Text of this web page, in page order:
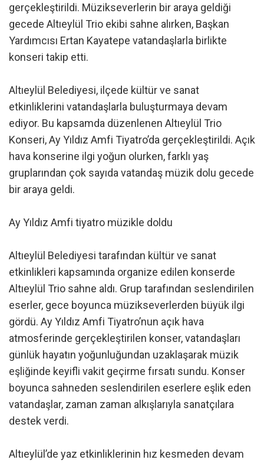
gerçekleştirildi. Müzikseverlerin bir araya geldiği
gecede Altıeylül Trio ekibi sahne alırken, Başkan
Yardımcısı Ertan Kayatepe vatandaşlarla birlikte
konseri takip etti.
Altıeylül Belediyesi, ilçede kültür ve sanat
etkinliklerini vatandaşlarla buluşturmaya devam
ediyor. Bu kapsamda düzenlenen Altıeylül Trio
Konseri, Ay Yıldız Amfi Tiyatro’da gerçekleştirildi. Açık
hava konserine ilgi yoğun olurken, farklı yaş
gruplarından çok sayıda vatandaş müzik dolu gecede
bir araya geldi.
Ay Yıldız Amfi tiyatro müzikle doldu
Altıeylül Belediyesi tarafından kültür ve sanat
etkinlikleri kapsamında organize edilen konserde
Altıeylül Trio sahne aldı. Grup tarafından seslendirilen
eserler, gece boyunca müzikseverlerden büyük ilgi
gördü. Ay Yıldız Amfi Tiyatro’nun açık hava
atmosferinde gerçekleştirilen konser, vatandaşları
günlük hayatın yoğunluğundan uzaklaşarak müzik
eşliğinde keyifli vakit geçirme fırsatı sundu. Konser
boyunca sahneden seslendirilen eserlere eşlik eden
vatandaşlar, zaman zaman alkışlarıyla sanatçılara
destek verdi.
Altıeylül’de yaz etkinliklerinin hız kesmeden devam